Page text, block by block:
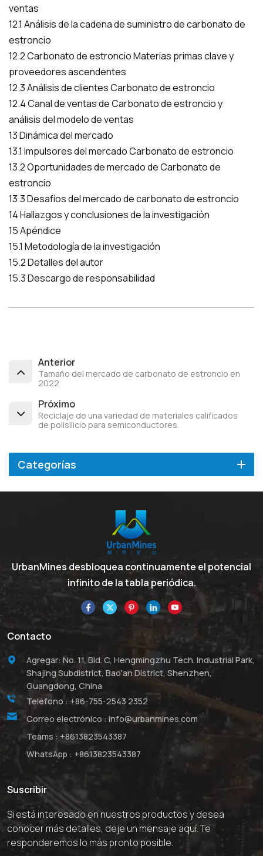
ventas
12.1 Análisis de la cadena de suministro de carbonato de
estroncio
12.2 Carbonato de estroncio Materias primas clave y
proveedores ascendentes
12.3 Análisis de clientes Carbonato de estroncio
12.4 Canal de ventas de Carbonato de estroncio y
análisis del modelo de ventas
13 Dinámica del mercado
13.1 Impulsores del mercado Carbonato de estroncio
13.2 Oportunidades de mercado de Carbonato de
estroncio
13.3 Desafíos del mercado de carbonato de estroncio
14 Hallazgos y conclusiones de la investigación
15 Apéndice
15.1 Metodología de la investigación
15.2 Detalles del autor
15.3 Descargo de responsabilidad
Anterior
Tamaño del mercado de carbonato de estroncio en
2022
Próximo
Reciclaje de una variedad de materiales calificados
de polisilicio para semiconductores.
Categorías
UrbanMines desbloquea continuamente el potencial
infinito de la tabla periódica.
Contacto
Agregar: No. 11, Bld. C, Hengmingzhu Tech. Industrial Park,
Shajing Subdistrict, Bao'an District, Shenzhen,
Guangdong, China
Teléfono : +86-755-2543 2352
Correo electrónico : info@urbanmines.com
Teams : +8613823543387
WhatsApp : +8613823543387
Suscribir
Si está interesado en nuestros productos y desea
conocer más detalles, deje un mensaje aquí. Te
responderemos lo más pronto posible.